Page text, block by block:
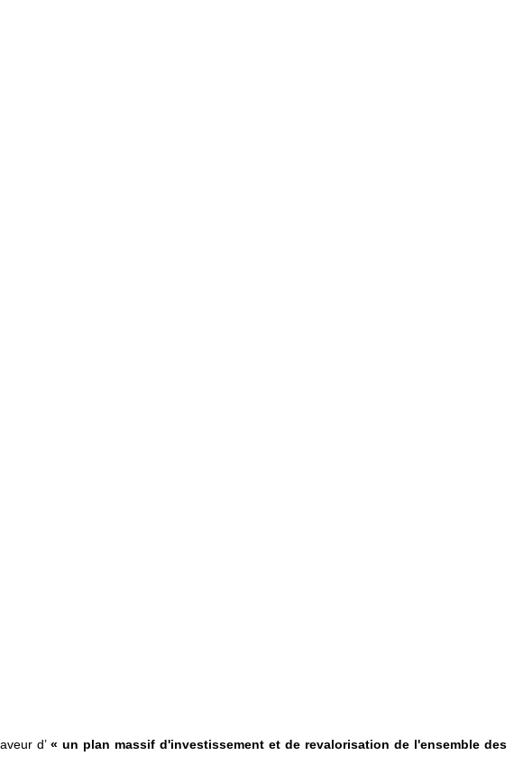
d’« un plan massif d'investissement et de revalorisation de l'ensemble des